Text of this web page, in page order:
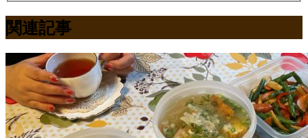
関連記事